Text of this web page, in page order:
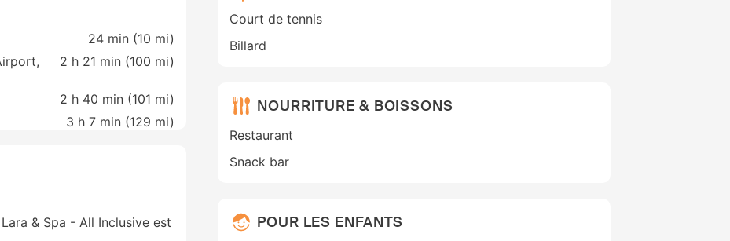
24 min (10 mi)
2 h 21 min (100 mi)
2 h 40 min (101 mi)
3 h 7 min (129 mi)
& Spa - All Inclusive est
Court de tennis
Billard
NOURRITURE & BOISSONS
Restaurant
Snack bar
POUR LES ENFANTS